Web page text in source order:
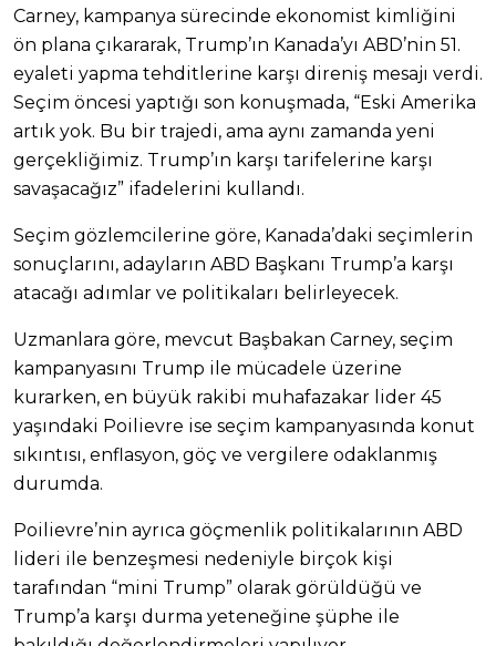
Carney, kampanya sürecinde ekonomist kimliğini
ön plana çıkararak, Trump’ın Kanada’yı ABD’nin 51.
eyaleti yapma tehditlerine karşı direniş mesajı verdi.
Seçim öncesi yaptığı son konuşmada, “Eski Amerika
artık yok. Bu bir trajedi, ama aynı zamanda yeni
gerçekliğimiz. Trump’ın karşı tarifelerine karşı
savaşacağız” ifadelerini kullandı.
Seçim gözlemcilerine göre, Kanada’daki seçimlerin
sonuçlarını, adayların ABD Başkanı Trump’a karşı
atacağı adımlar ve politikaları belirleyecek.
Uzmanlara göre, mevcut Başbakan Carney, seçim
kampanyasını Trump ile mücadele üzerine
kurarken, en büyük rakibi muhafazakar lider 45
yaşındaki Poilievre ise seçim kampanyasında konut
sıkıntısı, enflasyon, göç ve vergilere odaklanmış
durumda.
Poilievre’nin ayrıca göçmenlik politikalarının ABD
lideri ile benzeşmesi nedeniyle birçok kişi
tarafından “mini Trump” olarak görüldüğü ve
Trump’a karşı durma yeteneğine şüphe ile